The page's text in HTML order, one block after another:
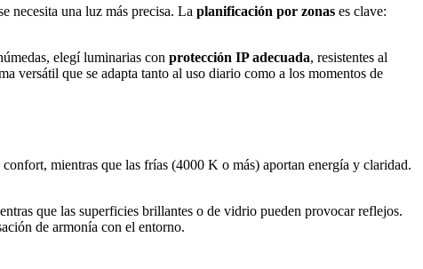
necesita una luz más precisa. La planificación por zonas es clave:
elegí luminarias con protección IP adecuada, resistentes al
versátil que se adapta tanto al uso diario como a los momentos de
mientras que las frías (4000 K o más) aportan energía y claridad.
que las superficies brillantes o de vidrio pueden provocar reflejos.
de armonía con el entorno.